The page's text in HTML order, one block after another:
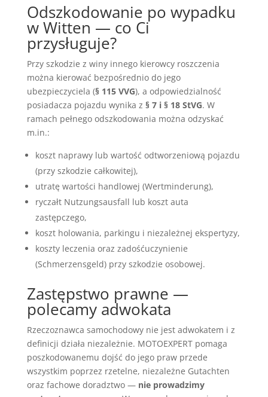
Odszkodowanie po wypadku
w Witten — co Ci
przysługuje?
Przy szkodzie z winy innego kierowcy roszczenia
można kierować bezpośrednio do jego
ubezpieczyciela (§ 115 VVG), a odpowiedzialność
posiadacza pojazdu wynika z § 7 i § 18 StVG. W
ramach pełnego odszkodowania można odzyskać
m.in.:
koszt naprawy lub wartość odtworzeniową pojazdu
(przy szkodzie całkowitej),
utratę wartości handlowej (Wertminderung),
ryczałt Nutzungsausfall lub koszt auta
zastępczego,
koszt holowania, parkingu i niezależnej ekspertyzy,
koszty leczenia oraz zadośćuczynienie
(Schmerzensgeld) przy szkodzie osobowej.
Zastępstwo prawne —
polecamy adwokata
Rzeczoznawca samochodowy nie jest adwokatem i z
definicji działa niezależnie. MOTOEXPERT pomaga
poszkodowanemu dojść do jego praw przede
wszystkim poprzez rzetelne, niezależne Gutachten
oraz fachowe doradztwo — nie prowadzimy